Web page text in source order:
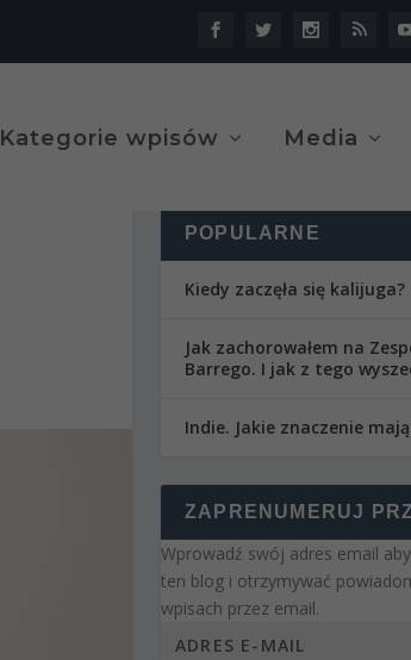
Kategorie wpisów Media
POPULARNE
Kiedy zaczęła się kalijuga?
Jak zachorowałem na
Barrego. I jak z tego
Indie. Jakie znaczenie
ZAPRENUMERUJ
Wprowadź swój adres email
ten blog i otrzymywać
wpisach przez email.